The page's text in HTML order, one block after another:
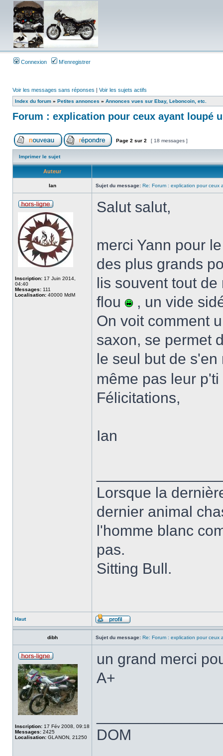
Connexion M’enregistrer
Voir les messages sans réponses | Voir les sujets actifs
Index du forum » Petites annonces » Annonces vues sur Ebay, Leboncoin, etc.
Forum : explication pour ceux ayant loupé
Page 2 sur 2 [ 18 messages ]
Imprimer le sujet
Auteur
Ian Sujet du message: Re: Forum : explication pour ceux
Inscription: 17 Juin 2014,
04:40
Messages: 111
Localisation: 40000 MdM
Salut salut,
merci Yann pour
des plus grands
lis souvent tout
flou
, un vide
On voit comment
saxon, se permet
le seul but de
même pas leur
Félicitations,
Ian
Lorsque la
dernier animal
l'homme blanc
pas.
Sitting Bull.
Haut
dibh Sujet du message: Re: Forum : explication pour ceux
Inscription: 17 Fév 2008, 09:18
Messages: 2425
Localisation: GLANON, 21250
un grand merci
A+
DOM